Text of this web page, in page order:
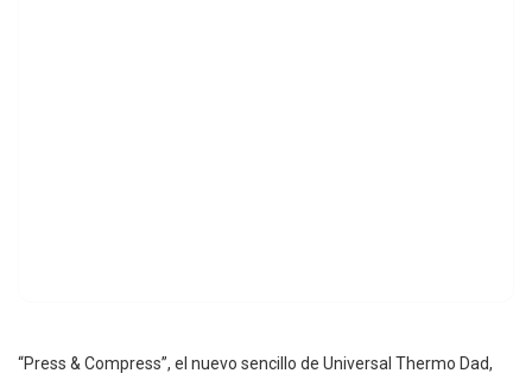
“Press & Compress”, el nuevo sencillo de Universal Thermo Dad,